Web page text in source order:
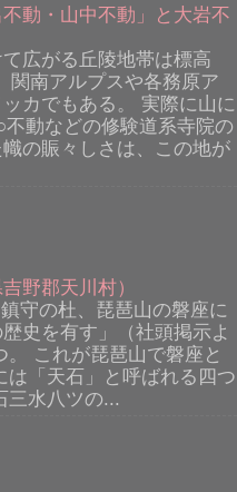
動・山中不動」と大岩不
広がる丘陵地帯は標高
関南アルプスや各務原ア
カでもある。 実際に山に
動などの修験道系寺院の
の賑々しさは、この地が
野郡天川村）
守の杜、琵琶山の磐座に
史を有す」（社頭掲示よ
これが琵琶山で磐座と
は「天石」と呼ばれる四つ
三水八ツの...